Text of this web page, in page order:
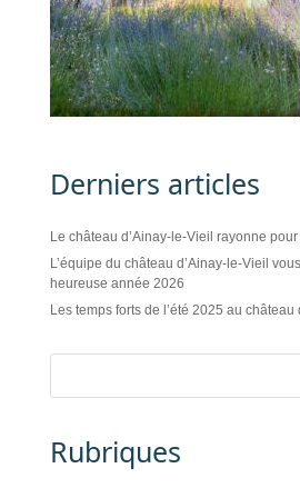
Derniers articles
Le château d’Ainay-le-Vieil rayonne
L’équipe du château d’Ainay-le-Vieil
heureuse année 2026
Les temps forts de l’été 2025 au château
Rubriques